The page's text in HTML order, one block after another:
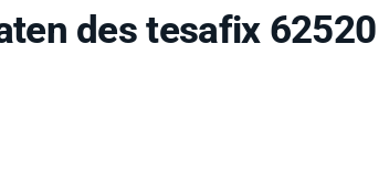
des tesafix 62520